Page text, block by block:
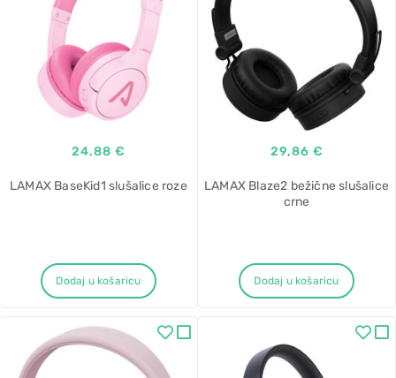
24,88 €
LAMAX BaseKid1 slušalice roze
Dodaj u košaricu
29,86 €
LAMAX Blaze2 bežične slušalice
crne
Dodaj u košaricu